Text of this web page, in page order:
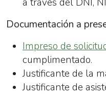
Documentación a
Impreso de
cumplimentado.
Justificante de la
Justificante de